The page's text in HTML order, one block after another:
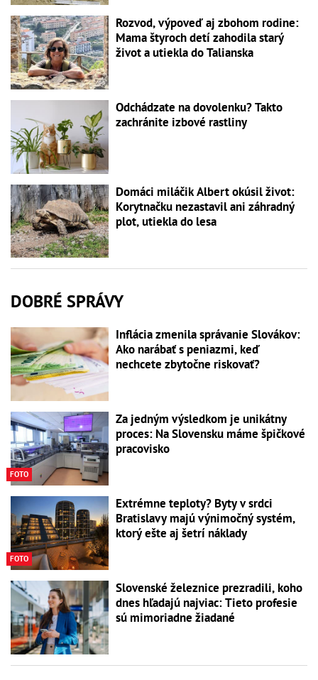
Rozvod, výpoveď aj zbohom rodine:
Mama štyroch detí zahodila starý
život a utiekla do Talianska
Odchádzate na dovolenku? Takto
zachránite izbové rastliny
Domáci miláčik Albert okúsil život:
Korytnačku nezastavil ani záhradný
plot, utiekla do lesa
DOBRÉ SPRÁVY
Inflácia zmenila správanie Slovákov:
Ako narábať s peniazmi, keď
nechcete zbytočne riskovať?
FOTO
Za jedným výsledkom je unikátny
proces: Na Slovensku máme špičkové
pracovisko
FOTO
Extrémne teploty? Byty v srdci
Bratislavy majú výnimočný systém,
ktorý ešte aj šetrí náklady
Slovenské železnice prezradili, koho
dnes hľadajú najviac: Tieto profesie
sú mimoriadne žiadané